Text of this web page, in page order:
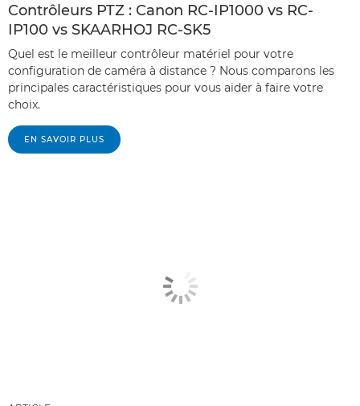
Contrôleurs PTZ : Canon RC-IP1000 vs RC-
IP100 vs SKAARHOJ RC-SK5
Quel est le meilleur contrôleur matériel pour votre
configuration de caméra à distance ? Nous comparons les
principales caractéristiques pour vous aider à faire votre
choix.
EN SAVOIR PLUS